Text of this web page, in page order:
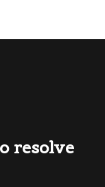
resolve